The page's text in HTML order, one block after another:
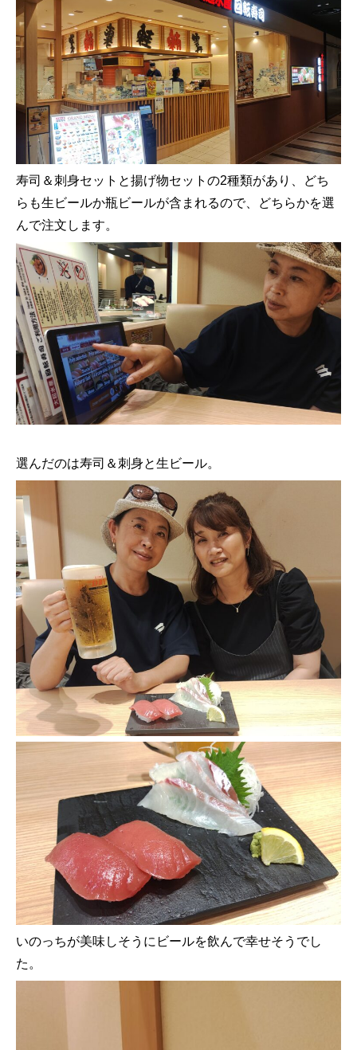
寿司＆刺身セットと揚げ物セットの2種類があり、どち
らも生ビールか瓶ビールが含まれるので、どちらかを選
んで注文します。
選んだのは寿司＆刺身と生ビール。
いのっちが美味しそうにビールを飲んで幸せそうでし
た。